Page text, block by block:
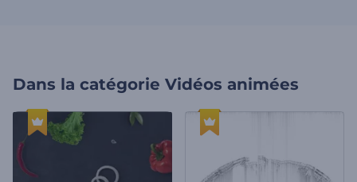
Dans la catégorie Vidéos animées